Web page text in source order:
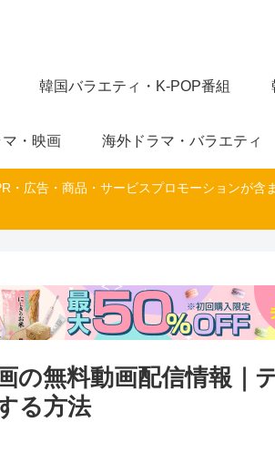
韓国バラエティ・K-POP番組
マ・映画 海外ドラマ・バラエティ
・広告・商品・サービスプロモーションが
の無料動画配信情報｜
る方法